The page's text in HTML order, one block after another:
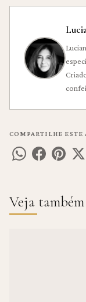
COMPARTILHE ESTE
Veja também